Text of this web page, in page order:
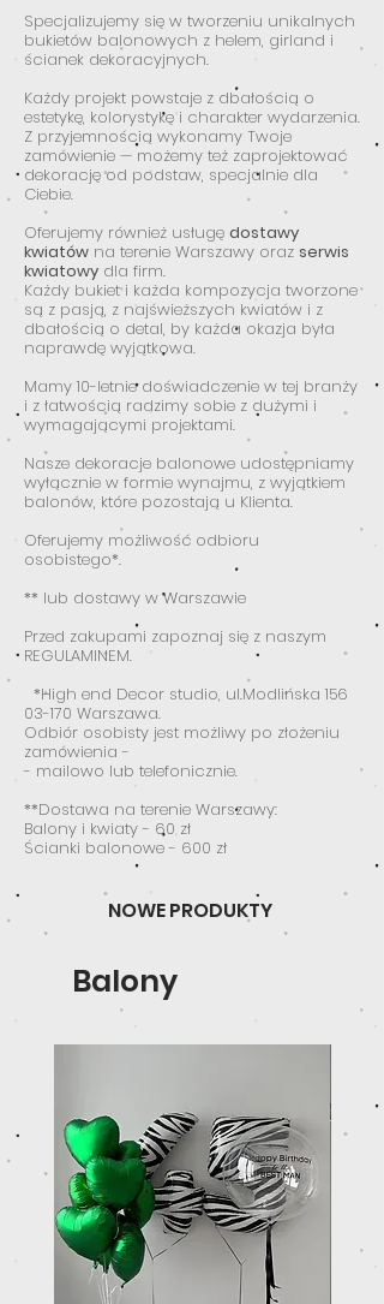
Specjalizujemy się w tworzeniu unikalnych
bukietów balonowych z helem, girland i
ścianek dekoracyjnych.
Każdy projekt powstaje z dbałością o
estetykę, kolorystykę i charakter wydarzenia.
Z przyjemnością wykonamy Twoje
zamówienie — możemy też zaprojektować
dekorację od podstaw, specjalnie dla
Ciebie.
Oferujemy również usługę dostawy
kwiatów na terenie Warszawy oraz serwis
kwiatowy dla firm.
Każdy bukiet i każda kompozycja tworzone
są z pasją, z najświeższych kwiatów i z
dbałością o detal, by każda okazja była
naprawdę wyjątkowa.
Mamy 10-letnie doświadczenie w tej branży
i z łatwością radzimy sobie z dużymi i
wymagającymi projektami.
Nasze dekoracje balonowe udostępniamy
wyłącznie w formie wynajmu, z wyjątkiem
balonów, które pozostają u Klienta.
Oferujemy możliwość odbioru
osobistego*.
** lub dostawy w Warszawie
Przed zakupami zapoznaj się z naszym
REGULAMINEM.
*High end Decor studio, ul.Modlińska 156
03-170 Warszawa.
Odbiór osobisty jest możliwy po złożeniu
zamówienia -
- mailowo lub telefonicznie.
**Dostawa na terenie Warszawy:
Balony i kwiaty - 60 zł
Ścianki balonowe - 600 zł
NOWE PRODUKTY
Balony